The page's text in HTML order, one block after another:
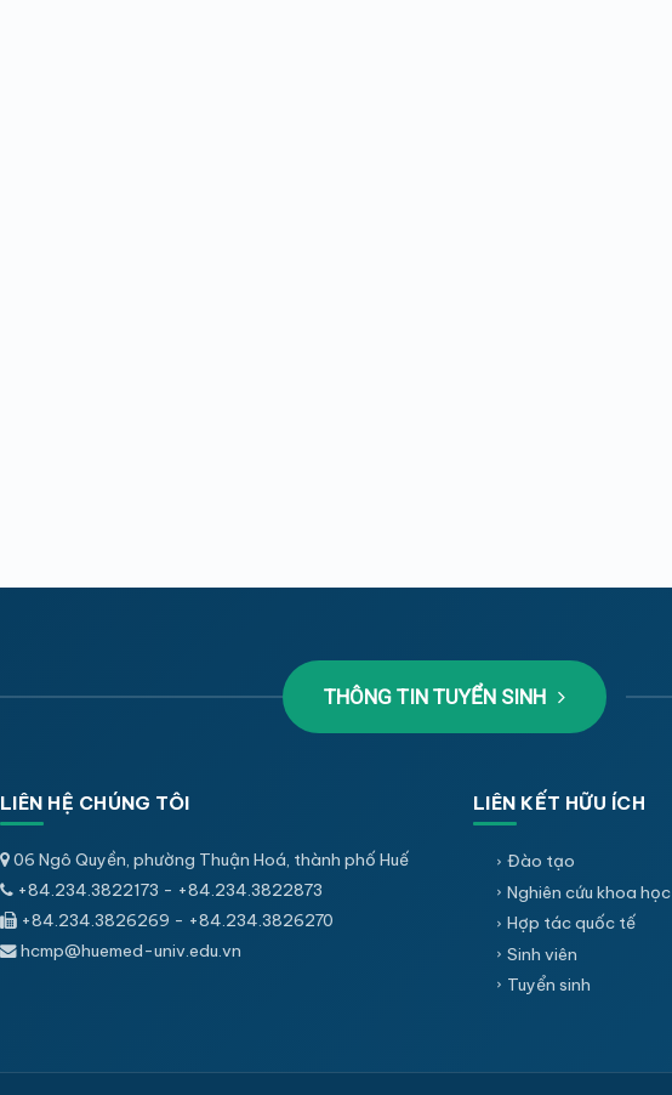
THÔNG TIN TUYỂN SINH
LIÊN HỆ CHÚNG TÔI
06 Ngô Quyền, phường Thuận Hoá, thành phố Huế
+84.234.3822173 - +84.234.3822873
+84.234.3826269 - +84.234.3826270
hcmp@huemed-univ.edu.vn
LIÊN KẾT HỮU ÍCH
Đào tạo
Nghiên cứu khoa học
Hợp tác quốc tế
Sinh viên
Tuyển sinh